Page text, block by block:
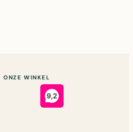
ONZE WINKEL